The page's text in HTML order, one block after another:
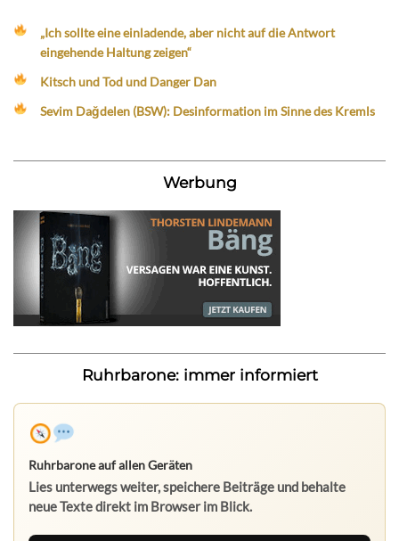
„Ich sollte eine einladende, aber nicht auf die Antwort
eingehende Haltung zeigen“
Kitsch und Tod und Danger Dan
Sevim Dağdelen (BSW): Desinformation im Sinne des Kremls
Werbung
Ruhrbarone: immer informiert
Ruhrbarone auf allen Geräten
Lies unterwegs weiter, speichere Beiträge und behalte
neue Texte direkt im Browser im Blick.